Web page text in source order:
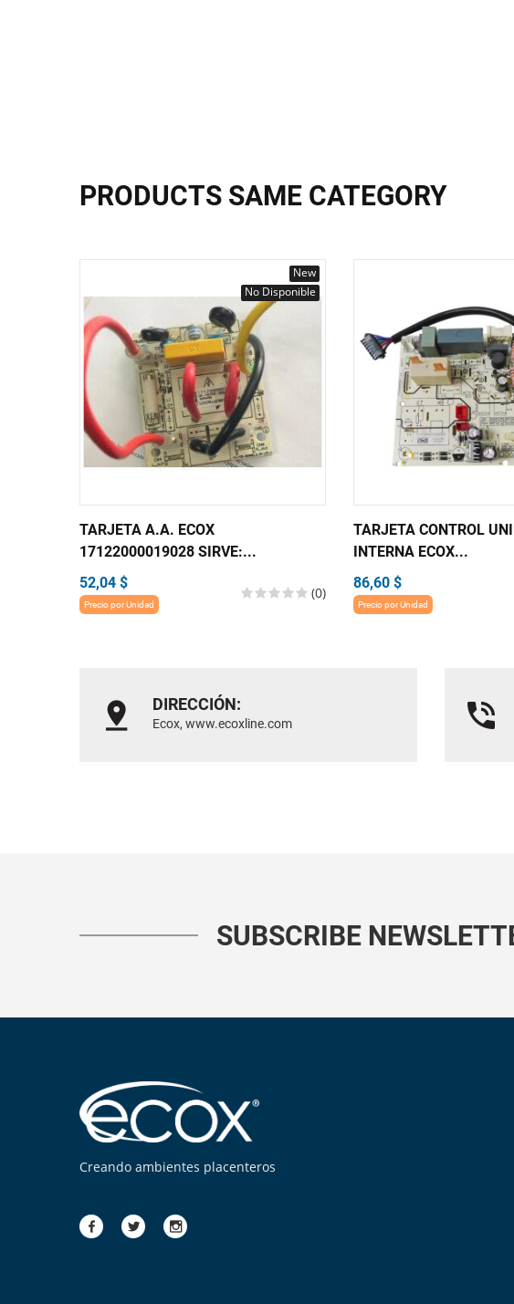
PRODUCTS SAME CATEGORY
New
No Disponible
TARJETA A.A. ECOX
17122000019028 SIRVE:...
52,04 $
Precio por Unidad
(0)
TARJETA CONTROL
INTERNA ECOX...
86,60 $
Precio por Unidad
DIRECCIÓN:
Ecox, www.ecoxline.com
SUBSCRIBE
Creando ambientes placenteros